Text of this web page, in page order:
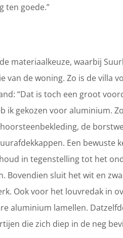
ten goede.”
materiaalkeuze, waarbij
de woning. Zo is de villa
“Dat is toch een groot
ik gekozen voor aluminium.
de
Een bewuste
in tegenstelling tot het
Bovendien sluit het wit en
Ook voor het louvredak in
aluminium lamellen.
die zich diep in de neg